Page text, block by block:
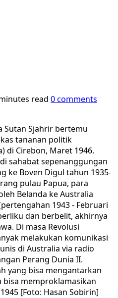
read 0 comments
Sutan Sjahrir bertemu
tananan politik
di Cirebon, Maret 1946.
sahabat sepenanggungan
ke Boven Digul tahun 1935-
pulau Papua, para
Belanda ke Australia
1943 - Februari
dan berbelit, akhirnya
Di masa Revolusi
melakukan komunikasi
di Australia via radio
Perang Dunia II.
yang bisa mengantarkan
bisa memproklamasikan
[Foto: Hasan Sobirin]